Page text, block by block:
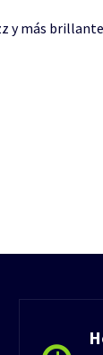
y más brillante